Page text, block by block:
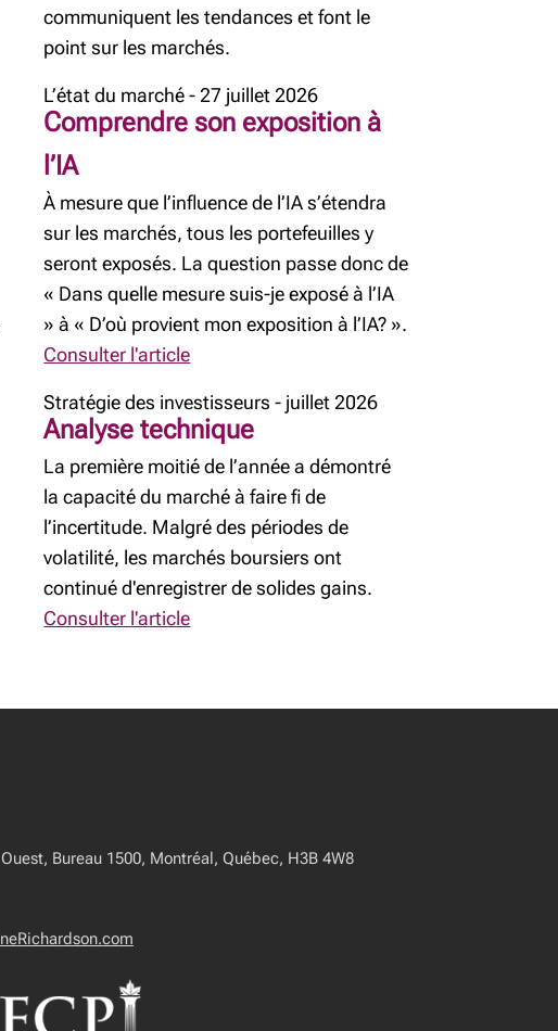
communiquent les tendances et font le
point sur les marchés.
L’état du marché - 27 juillet 2026
Comprendre son exposition à
l’IA
À mesure que l’influence de l’IA s’étendra
sur les marchés, tous les portefeuilles y
seront exposés. La question passe donc de
« Dans quelle mesure suis-je exposé à l’IA
» à « D’où provient mon exposition à l’IA? ».
Consulter l'article
Stratégie des investisseurs - juillet 2026
Analyse technique
La première moitié de l’année a démontré
la capacité du marché à faire fi de
l’incertitude. Malgré des périodes de
volatilité, les marchés boursiers ont
continué d'enregistrer de solides gains.
Consulter l'article
Bureau 1500, Montréal, Québec, H3B 4W8